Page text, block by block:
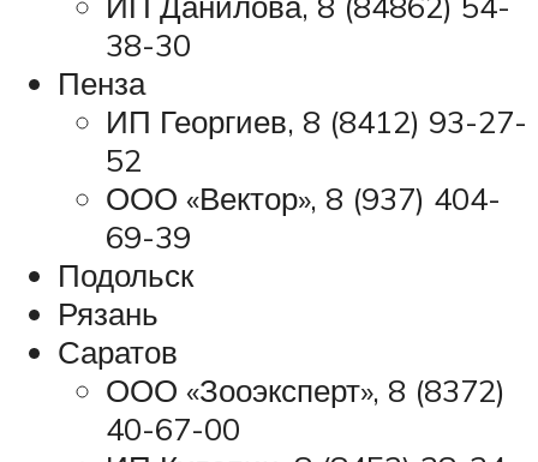
38-30
Пенза
ИП Георгиев, 8 (8412) 93-27-
52
ООО «Вектор», 8 (937) 404-
69-39
Подольск
Рязань
Саратов
ООО «Зооэксперт», 8 (8372)
40-67-00